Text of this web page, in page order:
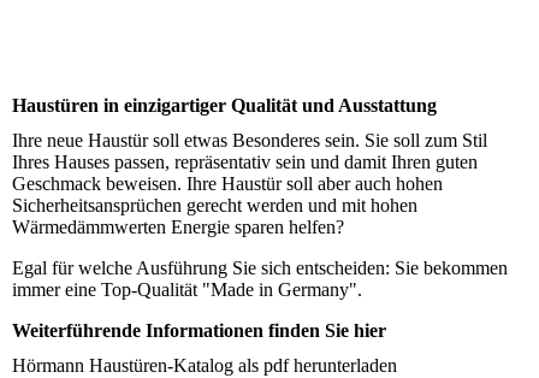
Haustüren in einzigartiger Qualität und Ausstattung
Ihre neue Haustür soll etwas Besonderes sein. Sie soll zum Stil
Ihres Hauses passen, repräsentativ sein und damit Ihren guten
Geschmack beweisen. Ihre Haustür soll aber auch hohen
Sicherheitsansprüchen gerecht werden und mit hohen
Wärmedämmwerten Energie sparen helfen?
Egal für welche Ausführung Sie sich entscheiden: Sie bekommen
immer eine Top-Qualität "Made in Germany".
Weiterführende Informationen finden Sie hier
Hörmann Haustüren-Katalog als pdf herunterladen